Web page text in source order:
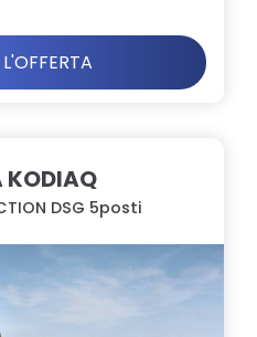
KODIAQ
DSG 5posti